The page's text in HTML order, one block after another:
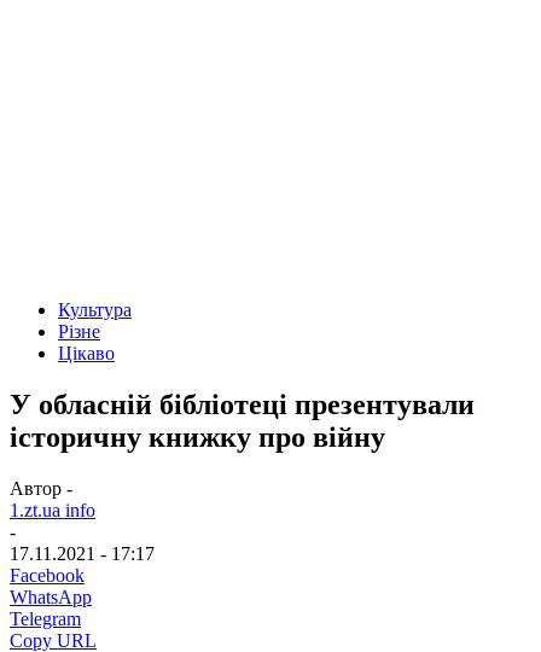
Культура
Різне
Цікаво
У обласній бібліотеці презентували
історичну книжку про війну
Автор -
1.zt.ua info
-
17.11.2021 - 17:17
Facebook
WhatsApp
Telegram
Copy URL